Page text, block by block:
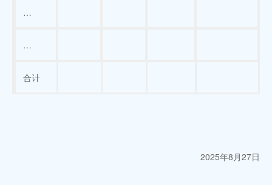
…
…
合计
2025年8月27日